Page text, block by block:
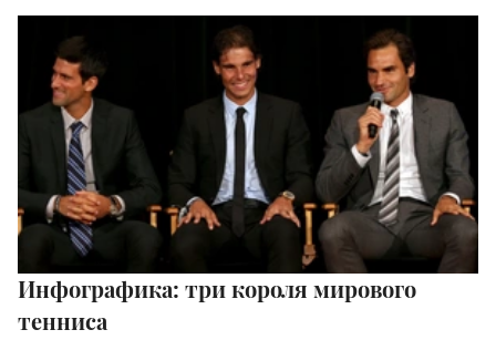
Инфографика: три короля мирового
тенниса